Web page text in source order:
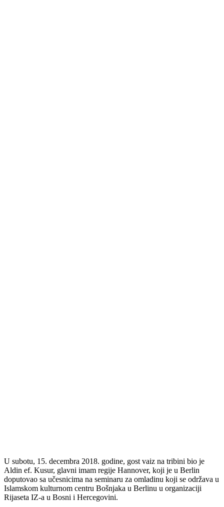
U subotu, 15. decembra 2018. godine, gost vaiz na tribini bio je
Aldin ef. Kusur, glavni imam regije Hannover, koji je u Berlin
doputovao sa učesnicima na seminaru za omladinu koji se održava u
Islamskom kulturnom centru Bošnjaka u Berlinu u organizaciji
Rijaseta IZ-a u Bosni i Hercegovini.